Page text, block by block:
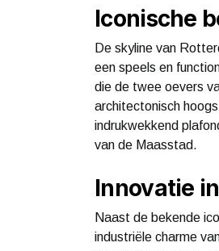
Iconische
De skyline van
een speels en
die de twee oevers
architectonisch
indrukwekkend
van de Maasstad.
Innovatie
Naast de bekende
industriële charme